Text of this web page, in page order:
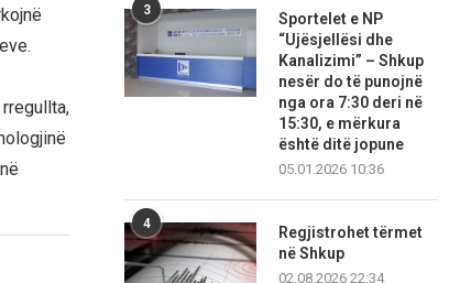
3
Sportelet e NP
“Ujësjellësi dhe
Kanalizimi” – Shkup
nesër do të punojnë
nga ora 7:30 deri në
15:30, e mërkura
është ditë jopune
05.01.2026 10:36
4
Regjistrohet tërmet
në Shkup
02.08.2026 22:34